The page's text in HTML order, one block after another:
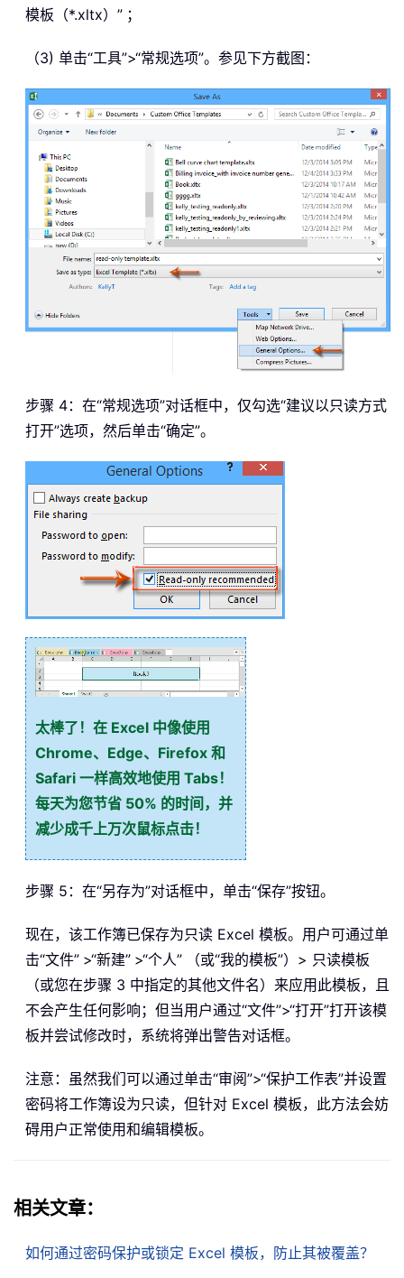
模板（*.xltx）” ；
（3) 单击“工具”>“常规选项”。参见下方截图：
步骤 4：在“常规选项”对话框中，仅勾选“建议以只读方式
打开”选项，然后单击“确定”。
太棒了！在 Excel 中像使用
Chrome、Edge、Firefox 和
Safari 一样高效地使用 Tabs！
每天为您节省 50% 的时间，并
减少成千上万次鼠标点击！
步骤 5：在“另存为”对话框中，单击“保存”按钮。
现在，该工作簿已保存为只读 Excel 模板。用户可通过单
击“文件” >“新建” >“个人”
（或“我的模板”）> 只读模板
（或您在步骤 3 中指定的其他文件名）来应用此模板，且
不会产生任何影响；但当用户通过“文件”>“打开”打开该模
板并尝试修改时，系统将弹出警告对话框。
注意：虽然我们可以通过单击“审阅”>“保护工作表”并设置
密码将工作簿设为只读，但针对 Excel 模板，此方法会妨
碍用户正常使用和编辑模板。
相关文章：
如何通过密码保护或锁定 Excel 模板，防止其被覆盖？